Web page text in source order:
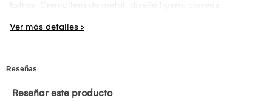
Extras: Cremallera de metal, diseño ligero, correas